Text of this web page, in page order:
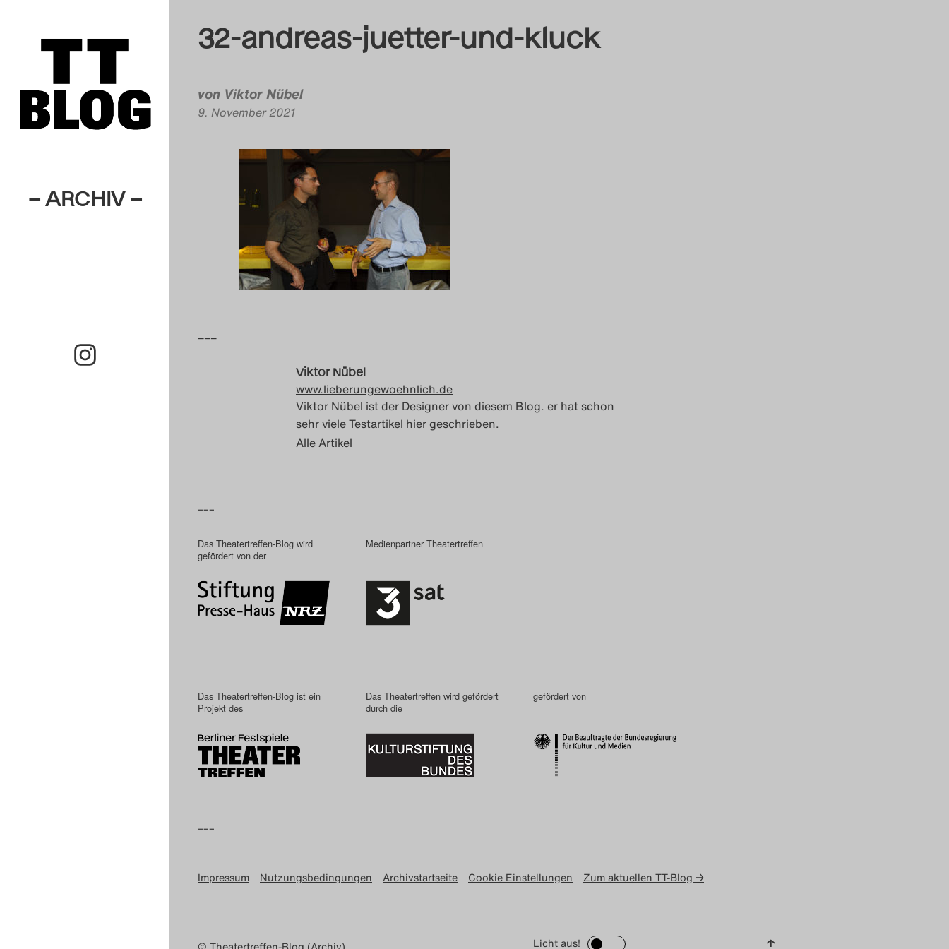
– ARCHIV –
32-andreas-juetter-und-kluck
von Viktor Nübel
9. November 2021
–––
Viktor Nübel
www.lieberungewoehnlich.de
Viktor Nübel ist der Designer von diesem Blog. er hat schon
sehr viele Testartikel hier geschrieben.
Alle Artikel
–––
Das Theatertreffen-Blog wird
gefördert von der
Medienpartner Theatertreffen
Das Theatertreffen-Blog ist ein
Projekt des
Das Theatertreffen wird gefördert
durch die
gefördert von
–––
Impressum Nutzungsbedingungen Archivstartseite Cookie Einstellungen Zum aktuellen TT-Blog →
Licht aus! ↑